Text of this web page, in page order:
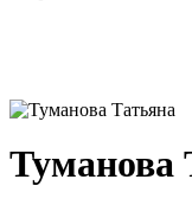
Туманова